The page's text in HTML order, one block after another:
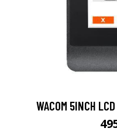
WACOM 5INCH